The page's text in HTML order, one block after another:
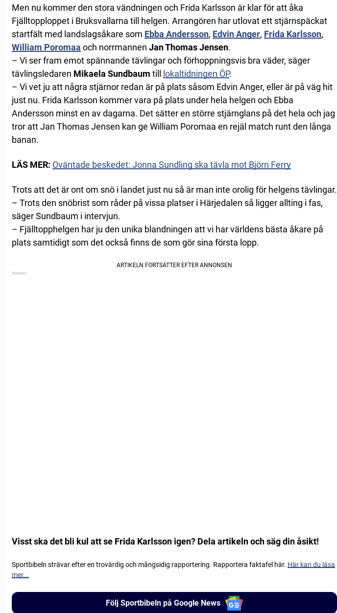
Men nu kommer den stora vändningen och Frida Karlsson är klar för att åka
Fjälltopploppet i Bruksvallarna till helgen. Arrangören har utlovat ett stjärnspäckat
startfält med landslagsåkare som Ebba Andersson, Edvin Anger, Frida Karlsson,
William Poromaa och norrmannen Jan Thomas Jensen.
– Vi ser fram emot spännande tävlingar och förhoppningsvis bra väder, säger
tävlingsledaren Mikaela Sundbaum till lokaltidningen ÖP.
– Vi vet ju att några stjärnor redan är på plats såsom Edvin Anger, eller är på väg hit
just nu. Frida Karlsson kommer vara på plats under hela helgen och Ebba
Andersson minst en av dagarna. Det sätter en större stjärnglans på det hela och jag
tror att Jan Thomas Jensen kan ge William Poromaa en rejäl match runt den långa
banan.
LÄS MER: Oväntade beskedet: Jonna Sundling ska tävla mot Björn Ferry
Trots att det är ont om snö i landet just nu så är man inte orolig för helgens tävlingar.
– Trots den snöbrist som råder på vissa platser i Härjedalen så ligger allting i fas,
säger Sundbaum i intervjun.
– Fjälltopphelgen har ju den unika blandningen att vi har världens bästa åkare på
plats samtidigt som det också finns de som gör sina första lopp.
Visst ska det bli kul att se Frida Karlsson igen? Dela artikeln och säg din åsikt!
Sportbibeln strävar efter en trovärdig och mångsidig rapportering. Rapportera faktafel här. Här kan du läsa
mer...
Följ Sportbibeln på Google News